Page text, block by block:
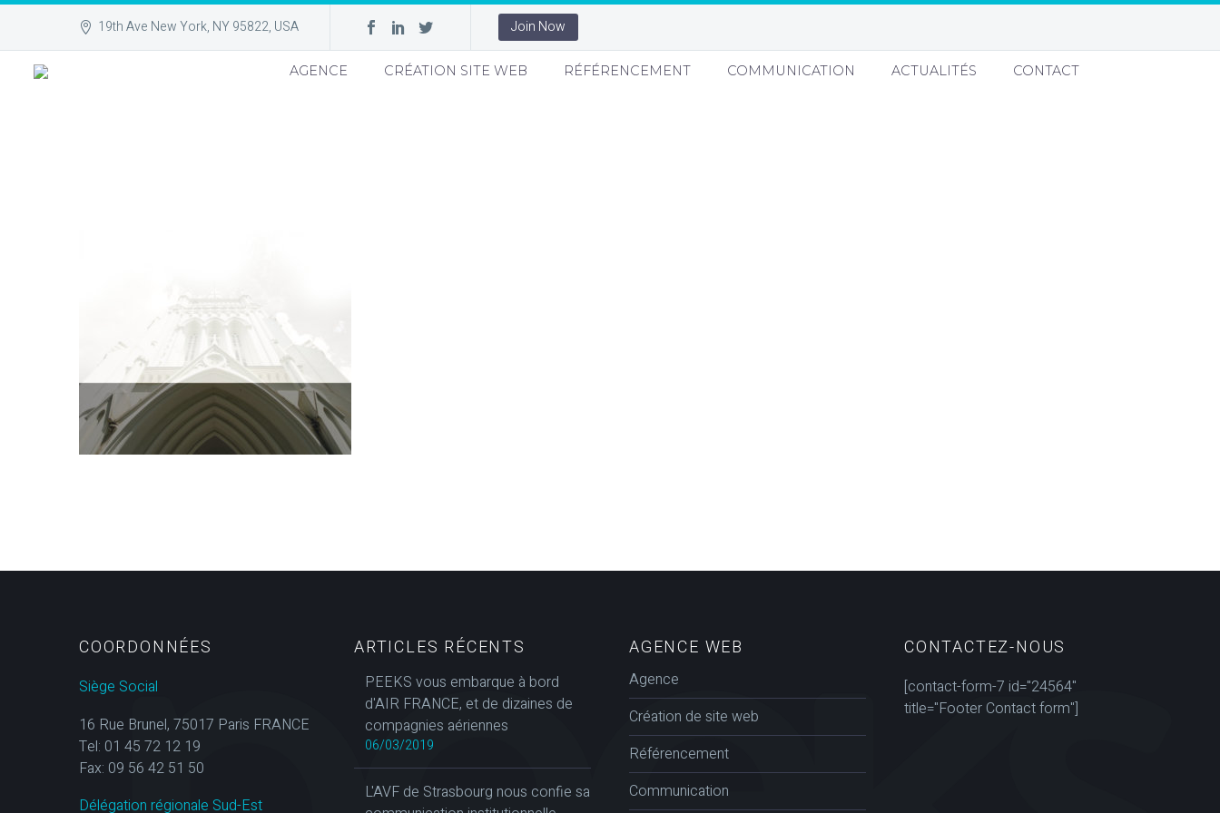
19th Ave New York, NY 95822, USA Join Now
AGENCE CRÉATION SITE WEB RÉFÉRENCEMENT COMMUNICATION ACTUALITÉS CONTACT
COORDONNÉES
Siège Social
16 Rue Brunel, 75017 Paris FRANCE
Tel: 01 45 72 12 19
Fax: 09 56 42 51 50
Délégation régionale Sud-Est
ARTICLES RÉCENTS
PEEKS vous embarque à bord
d'AIR FRANCE, et de dizaines de
compagnies aériennes
06/03/2019
L'AVF de Strasbourg nous confie sa
AGENCE WEB
Agence
Création de site web
Référencement
Communication
CONTACTEZ-NOUS
[contact-form-7 id="24564"
title="Footer Contact form"]